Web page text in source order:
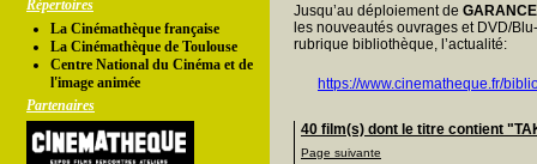
Répertoires
La Cinémathèque française
La Cinémathèque de Toulouse
Centre National du Cinéma et de
l'image animée
Partenaires
Jusqu’au déploiement de
les nouveautés ouvrages et DVD/
rubrique bibliothèque, l’actualité:
https://www.cinematheque.fr/
40 film(s) dont le titre contient
Page suivante